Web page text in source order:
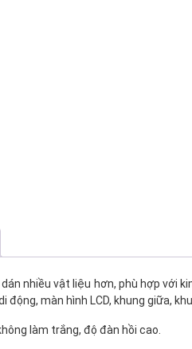
nhiều vật liệu hơn, phù hợp với
màn hình LCD, khung giữa,
làm trắng, độ đàn hồi cao.